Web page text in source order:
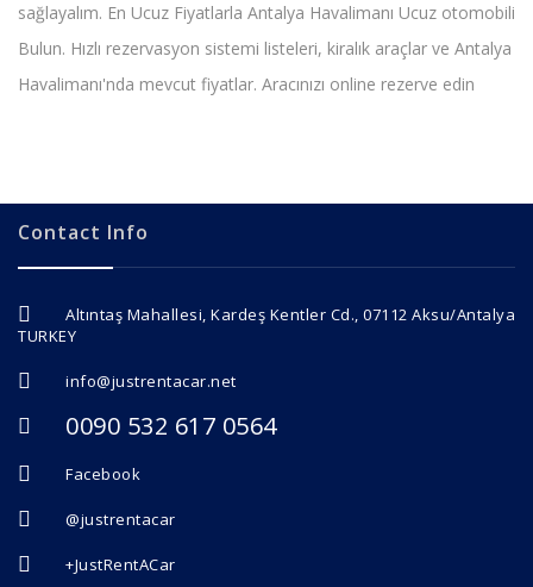
sağlayalım. En Ucuz Fiyatlarla Antalya Havalimanı Ucuz otomobili
Bulun. Hızlı rezervasyon sistemi listeleri, kiralık araçlar ve Antalya
Havalimanı'nda mevcut fiyatlar. Aracınızı online rezerve edin
Contact Info
Altıntaş Mahallesi, Kardeş Kentler Cd., 07112 Aksu/Antalya
TURKEY
info@justrentacar.net
0090 532 617 0564
Facebook
@justrentacar
+JustRentACar